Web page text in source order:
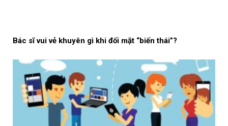
Bác sĩ vui vẻ khuyên gì khi đối mặt “biến thái”?